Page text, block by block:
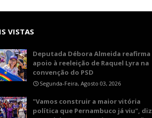
VISTAS
Deputada Débora Almeida reafirma
apoio à reeleição de Raquel Lyra na
convenção do PSD
Segunda-Feira, Agosto 03, 2026
"Vamos construir a maior vitória
política que Pernambuco já viu", diz